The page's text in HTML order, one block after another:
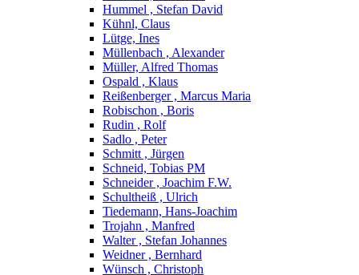
Hummel , Stefan David
Kühnl, Claus
Lütge, Ines
Müllenbach , Alexander
Müller, Alfred Thomas
Ospald , Klaus
Reißenberger , Marcus Maria
Robischon , Boris
Rudin , Rolf
Sadlo , Peter
Schmitt , Jürgen
Schneid, Tobias PM
Schneider , Joachim F.W.
Schultheiß , Ulrich
Tiedemann, Hans-Joachim
Trojahn , Manfred
Walter , Stefan Johannes
Weidner , Bernhard
Wünsch , Christoph